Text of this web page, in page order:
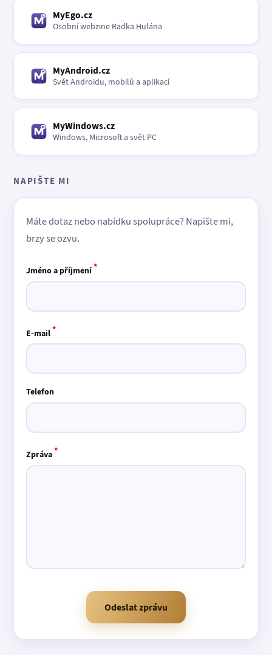
MyEgo.cz
Osobní webzine Radka Hulána
MyAndroid.cz
Svět Androidu, mobilů a aplikací
MyWindows.cz
Windows, Microsoft a svět PC
NAPIŠTE MI
Máte dotaz nebo nabídku spolupráce? Napište mi,
brzy se ozvu.
Jméno a příjmení*
E-mail*
Telefon
Zpráva*
Odeslat zprávu